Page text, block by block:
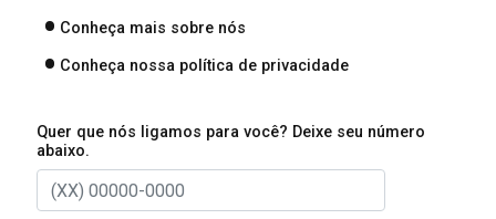
Conheça mais sobre nós
Conheça nossa política de privacidade
Quer que nós ligamos para você? Deixe seu número
abaixo.